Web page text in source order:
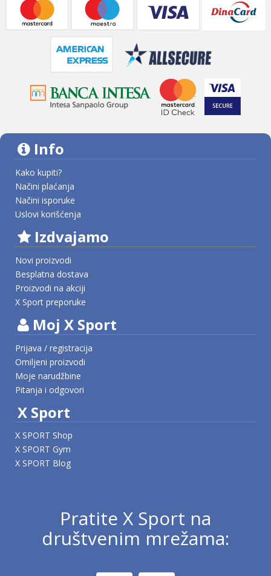
Info
Kako kupiti?
Načini plaćanja
Načini isporuke
Uslovi korišćenja
Izdvajamo
Novi proizvodi
Besplatna dostava
Proizvodi na akciji
X Sport preporuke
Moj X Sport
Prijava / registracija
Omiljeni proizvodi
Moje narudžbine
Pitanja i odgovori
X Sport
X SPORT Shop
X SPORT Gym
X SPORT Blog
Pratite X Sport na
društvenim mrežama: